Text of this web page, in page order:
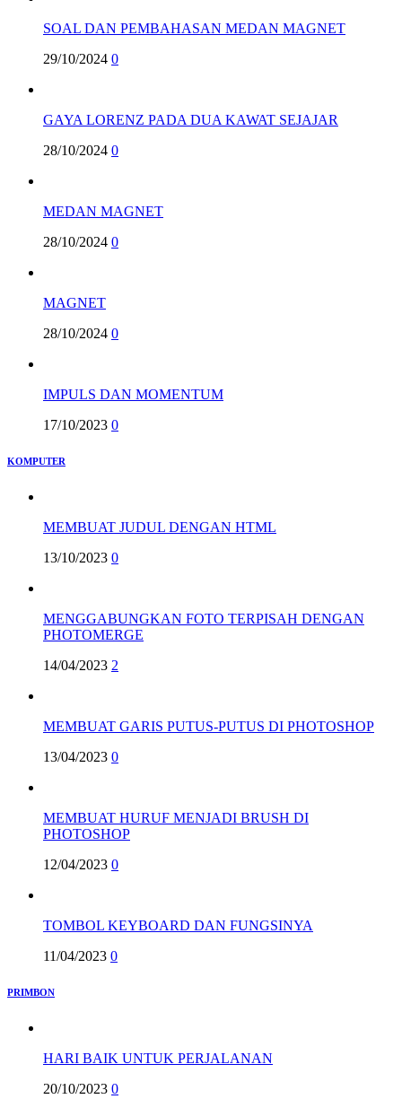
SOAL DAN PEMBAHASAN MEDAN MAGNET
29/10/2024 0
GAYA LORENZ PADA DUA KAWAT SEJAJAR
28/10/2024 0
MEDAN MAGNET
28/10/2024 0
MAGNET
28/10/2024 0
IMPULS DAN MOMENTUM
17/10/2023 0
KOMPUTER
MEMBUAT JUDUL DENGAN HTML
13/10/2023 0
MENGGABUNGKAN FOTO TERPISAH DENGAN
PHOTOMERGE
14/04/2023 2
MEMBUAT GARIS PUTUS-PUTUS DI PHOTOSHOP
13/04/2023 0
MEMBUAT HURUF MENJADI BRUSH DI
PHOTOSHOP
12/04/2023 0
TOMBOL KEYBOARD DAN FUNGSINYA
11/04/2023 0
PRIMBON
HARI BAIK UNTUK PERJALANAN
20/10/2023 0